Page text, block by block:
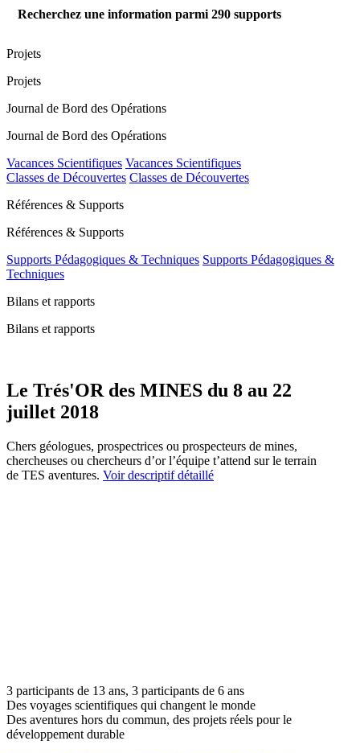
Recherchez une information parmi 290 supports
Projets
Projets
Journal de Bord des Opérations
Journal de Bord des Opérations
Vacances Scientifiques Vacances Scientifiques
Classes de Découvertes Classes de Découvertes
Références & Supports
Références & Supports
Supports Pédagogiques & Techniques Supports Pédagogiques &
Techniques
Bilans et rapports
Bilans et rapports
Le Trés'OR des MINES du 8 au 22
juillet 2018
Chers géologues, prospectrices ou prospecteurs de mines,
chercheuses ou chercheurs d’or l’équipe t’attend sur le terrain
de TES aventures. Voir descriptif détaillé
3 participants de 13 ans, 3 participants de 6 ans
Des voyages scientifiques qui changent le monde
Des aventures hors du commun, des projets réels pour le
développement durable